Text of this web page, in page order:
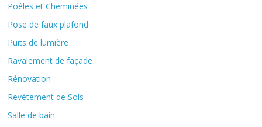
Poêles et Cheminées
Pose de faux plafond
Puits de lumière
Ravalement de façade
Rénovation
Revêtement de Sols
Salle de bain